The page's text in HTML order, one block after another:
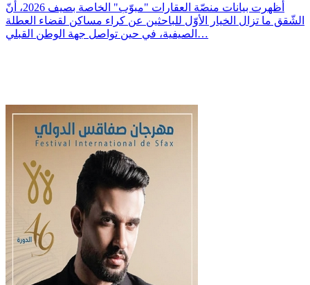
أظهرت بيانات منصّة العقارات "مبوّب" الخاصة بصيف 2026، أنّ
الشّقق ما تزال الخيار الأوّل للباحثين عن كراء مساكن لقضاء العطلة
الصيفية، في حين تواصل جهة الوطن القبلي…